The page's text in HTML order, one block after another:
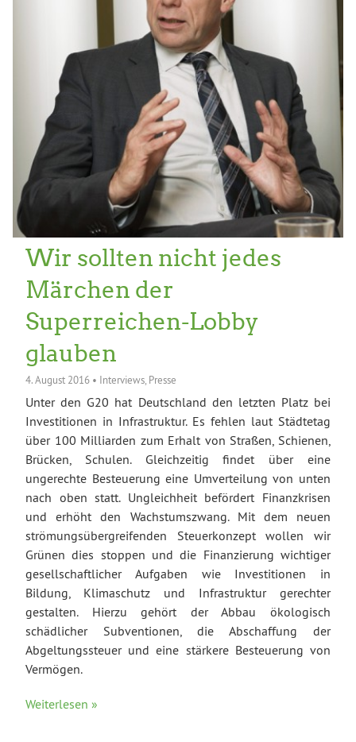
Wir sollten nicht jedes
Märchen der
Superreichen-Lobby
glauben
4. August 2016 • Interviews Presse
Unter den G20 hat Deutschland den letzten Platz bei
Investitionen in Infrastruktur. Es fehlen laut Städtetag
über 100 Milliarden zum Erhalt von Straßen, Schienen,
Brücken, Schulen. Gleichzeitig findet über eine
ungerechte Besteuerung eine Umverteilung von unten
nach oben statt. Ungleichheit befördert Finanzkrisen
und erhöht den Wachstumszwang. Mit dem neuen
strömungsübergreifenden Steuerkonzept wollen wir
Grünen dies stoppen und die Finanzierung wichtiger
gesellschaftlicher Aufgaben wie Investitionen in
Bildung, Klimaschutz und Infrastruktur gerechter
gestalten. Hierzu gehört der Abbau ökologisch
schädlicher Subventionen, die Abschaffung der
Abgeltungssteuer und eine stärkere Besteuerung von
Vermögen.
Weiterlesen »